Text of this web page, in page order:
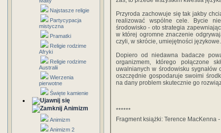
Najstasze religie
Partycypacja
mistyczna
Pramatki
Religie rodzime
Afryki
Religie rodzime
Australii
Wierzenia
pierwotne
Święte kamienie
Animizm
Animizm
Animizm 2
Przyroda zachowuje się tak jakby
realizować wspólne cele. Bycie
środowisko - oto strategia
w której ogromne znaczenie
czyli, w skrócie, umiejętności językowe.
Dopiero od niedawna badacze
organizmem, którego połączone
uwalnianych w środowisku
oszczędnie gospodaruje swoimi
na dany problem skutecznie go
******
Fragment książki: Terence MacKenna -